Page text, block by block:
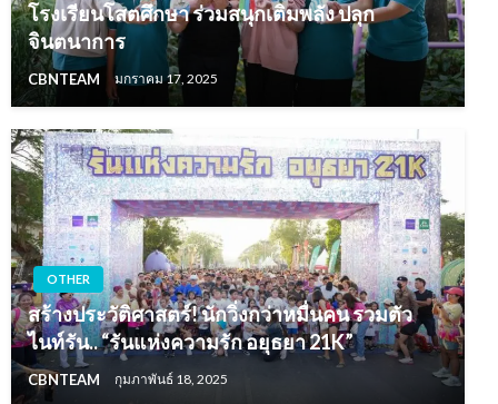
โรงเรียนโสตศึกษา ร่วมสนุกเติมพลัง ปลุก
จินตนาการ
CBNTEAM มกราคม 17, 2025
OTHER
สร้างประวัติศาสตร์! นักวิ่งกว่าหมื่นคน รวมตัว
ไนท์รัน.. “รันแห่งความรัก อยุธยา 21K”
CBNTEAM กุมภาพันธ์ 18, 2025